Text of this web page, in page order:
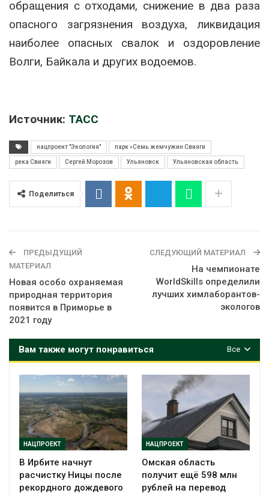
обращения с отходами, снижение в два раза
опасного загрязнения воздуха, ликвидация
наиболее опасных свалок и оздоровление
Волги, Байкала и других водоемов.
Источник: ТАСС
нацпроект "Экология" парк «Семь жемчужин Свияги
река Свияги Сергей Морозов Ульяновск Ульяновская область
Поделиться
ПРЕДЫДУЩИЙ
МАТЕРИАЛ
Новая особо охраняемая
природная территория
появится в Приморье в
2021 году
СЛЕДУЮЩИЙ МАТЕРИАЛ
На чемпионате
WorldSkills определили
лучших химлаборантов-
экологов
Все
Вам также могут понравиться
НАЦПРОЕКТ
В Ирбите начнут
расчистку Ницы после
рекордного дождевого
НАЦПРОЕКТ
Омская область
получит ещё 598 млн
рублей на перевод